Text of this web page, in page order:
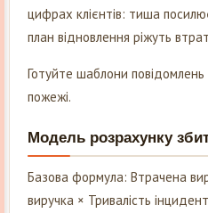
цифрах клієнтів: тиша
план відновлення ріжуть
Готуйте шаблони
пожежі.
Модель розрахунку
Базова формула: Втрачена
виручка × Тривалість